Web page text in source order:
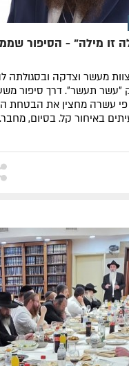
זו מילה" - הסיפור
מעשר וצדקה ובסגולתה
״עשר תעשר״. דרך סיפור
עשרה מחצין את הבטחת
באיחור קל. בסיום,